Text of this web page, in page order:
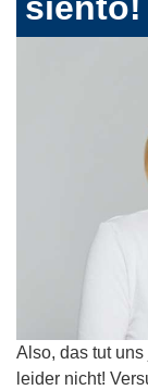
Also, das tut
leider nicht!